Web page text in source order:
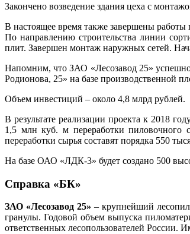
Закончено возведение здания цеха с
В настоящее время также завершены работы
По направлению строительства линии
плит. Завершен монтаж наружных сетей.
Напомним, что ЗАО «Лесозавод 25» успешно
Родионова, 25» на базе производственной
Объем инвестиций – около 4,8 млрд рублей.
В результате реализации проекта к 2018
1,5 млн куб. м переработки
переработки сырья составят порядка 550
На базе ОАО «ЛДК-3» будет создано 500
Справка «БК»
ЗАО «Лесозавод 25» – крупнейший
гранулы. Годовой объем выпуска
ответственных лесопользователей России.